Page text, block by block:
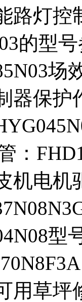
路灯控
的型号
场
器保护
：
机电机
型
用草坪